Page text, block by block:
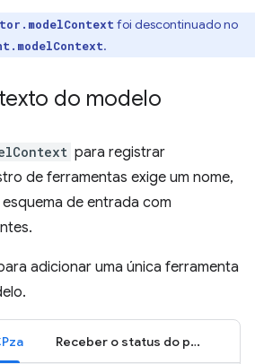
foi descontinuado no
.
do modelo
para registrar
de ferramentas exige um nome,
de entrada com
adicionar uma única ferramenta
Receber o status do pedido